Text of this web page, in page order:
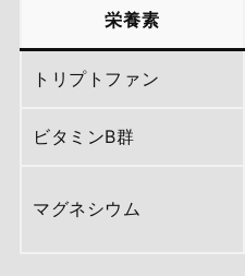
栄養素
トリプトファン
ビタミンB群
マグネシウム